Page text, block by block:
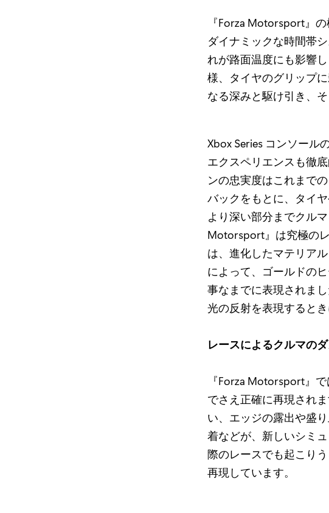
『Forza Motorsport』
ダイナミックな時間帯
れが路面温度にも影響
様、タイヤのグリップ
なる深みと駆け引き、
Xbox Series コンソール
エクスペリエンスも徹
ンの忠実度はこれまで
バックをもとに、タイ
より深い部分までクル
Motorsport』は究極の
は、進化したマテリア
によって、ゴールドの
事なまでに表現されま
光の反射を表現するとき
レースによるクルマの
『Forza Motorsport』
でさえ正確に再現され
い、エッジの露出や盛
着などが、新しいシミ
際のレースでも起こり
再現しています。